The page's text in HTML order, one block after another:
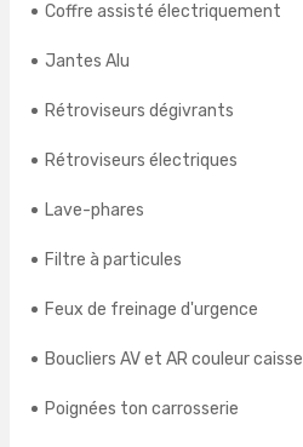
Coffre assisté électriquement
Jantes Alu
Rétroviseurs dégivrants
Rétroviseurs électriques
Lave-phares
Filtre à particules
Feux de freinage d'urgence
Boucliers AV et AR couleur caisse
Poignées ton carrosserie